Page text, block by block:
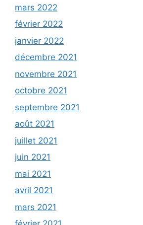
mars 2022
février 2022
janvier 2022
décembre 2021
novembre 2021
octobre 2021
septembre 2021
août 2021
juillet 2021
juin 2021
mai 2021
avril 2021
mars 2021